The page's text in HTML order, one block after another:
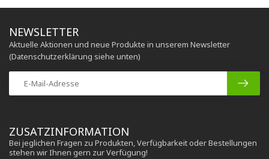
ZUSATZINFORMATION
Bei jeglichen Fragen zu Produkten, Verfügbarkeit oder Bestellungen
stehen wir Ihnen gern zur Verfügung!
NEWSLETTER
Aktuelle Aktionen und neue Produkte in unserem Newsletter
(Datenschutzerklärung siehe unten)